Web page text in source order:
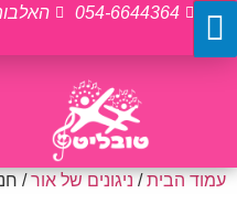
054-6644364
עמוד הבית/ניגונים של אור/